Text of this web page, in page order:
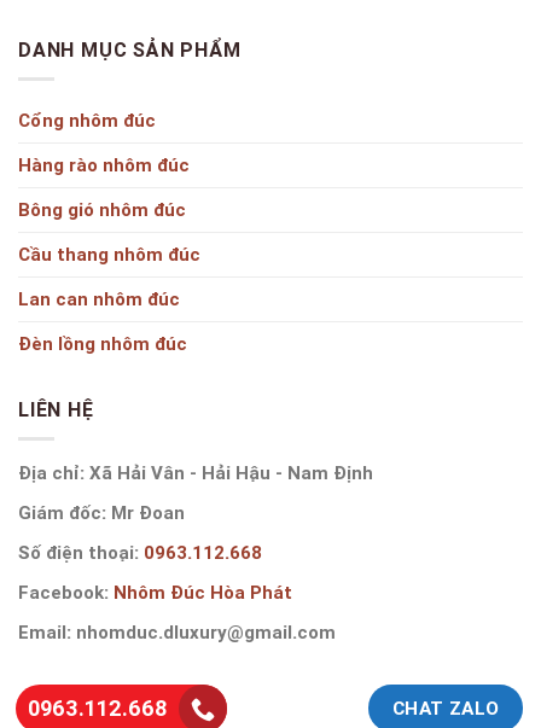
DANH MỤC SẢN PHẨM
Cổng nhôm đúc
Hàng rào nhôm đúc
Bông gió nhôm đúc
Cầu thang nhôm đúc
Lan can nhôm đúc
Đèn lồng nhôm đúc
LIÊN HỆ
Địa chỉ: Xã Hải Vân - Hải Hậu - Nam Định
Giám đốc: Mr Đoan
Số điện thoại: 0963.112.668
Facebook: Nhôm Đúc Hòa Phát
Email: nhomduc.dluxury@gmail.com
Copyright 2019 © Công Ty TNHH SX Nhôm Đúc Hòa Phát
CHAT ZALO
0963.112.668